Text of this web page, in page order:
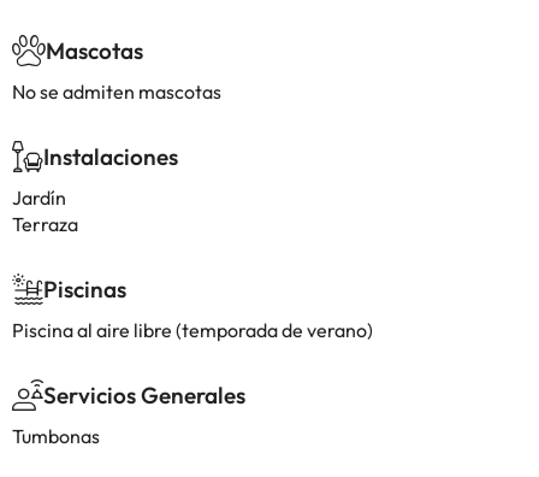
Mascotas
No se admiten mascotas
Instalaciones
Jardín
Terraza
Piscinas
Piscina al aire libre (temporada de verano)
Servicios Generales
Tumbonas